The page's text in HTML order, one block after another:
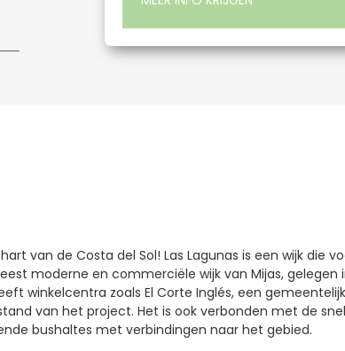
van de Costa del Sol! Las Lagunas is een wijk die
moderne en commerciële wijk van Mijas,
winkelcentra zoals El Corte Inglés, een
van het project. Het is ook verbonden met de
bushaltes met verbindingen naar het gebied.